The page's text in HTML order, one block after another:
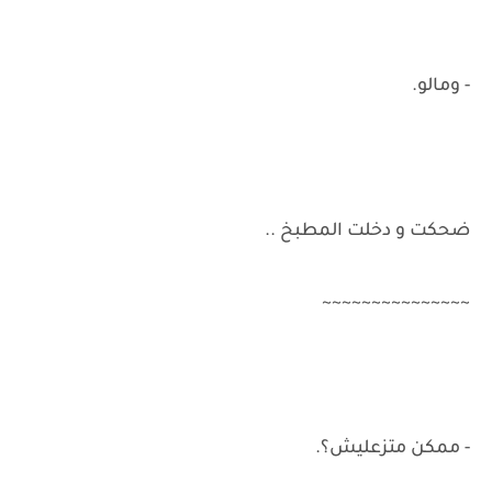
- ومالو.
ضحكت و دخلت المطبخ ..
~~~~~~~~~~~~~~~
- ممكن متزعليش؟.